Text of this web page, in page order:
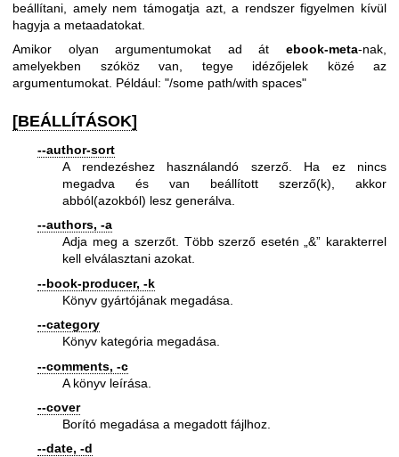
beállítani, amely nem támogatja azt, a rendszer figyelmen kívül
hagyja a metaadatokat.
Amikor olyan argumentumokat ad át ebook-meta-nak,
amelyekben szóköz van, tegye idézőjelek közé az
argumentumokat. Például: "/some path/with spaces"
[BEÁLLÍTÁSOK]
--author-sort
A rendezéshez használandó szerző. Ha ez nincs
megadva és van beállított szerző(k), akkor
abból(azokból) lesz generálva.
--authors, -a
Adja meg a szerzőt. Több szerző esetén „&” karakterrel
kell elválasztani azokat.
--book-producer, -k
Könyv gyártójának megadása.
--category
Könyv kategória megadása.
--comments, -c
A könyv leírása.
--cover
Borító megadása a megadott fájlhoz.
--date, -d